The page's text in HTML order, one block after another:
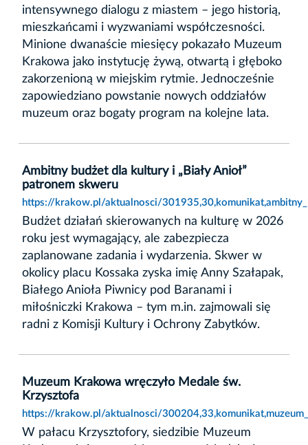
intensywnego dialogu z miastem – jego historią,
mieszkańcami i wyzwaniami współczesności.
Minione dwanaście miesięcy pokazało Muzeum
Krakowa jako instytucję żywą, otwartą i głęboko
zakorzenioną w miejskim rytmie. Jednocześnie
zapowiedziano powstanie nowych oddziałów
muzeum oraz bogaty program na kolejne lata.
Ambitny budżet dla kultury i „Biały Anioł”
patronem skweru
https://krakow.pl/aktualnosci/
Budżet działań skierowanych na kulturę w 2026
roku jest wymagający, ale zabezpiecza
zaplanowane zadania i wydarzenia. Skwer w
okolicy placu Kossaka zyska imię Anny Szałapak,
Białego Anioła Piwnicy pod Baranami i
miłośniczki Krakowa – tym m.in. zajmowali się
radni z Komisji Kultury i Ochrony Zabytków.
Muzeum Krakowa wręczyło Medale św.
Krzysztofa
https://krakow.pl/aktualnosci/
W pałacu Krzysztofory, siedzibie Muzeum